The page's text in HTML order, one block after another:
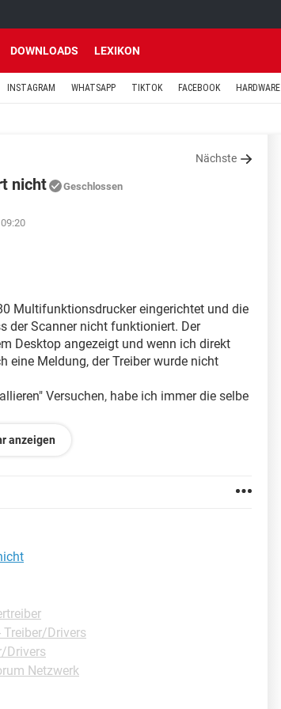
DOWNLOADS LEXIKON
INSTAGRAM WHATSAPP TIKTOK FACEBOOK HARDWARE
Nächste
nicht Geschlossen
Multifunktionsdrucker eingerichtet und die
der Scanner nicht funktioniert. Der
Desktop angezeigt und wenn ich direkt
eine Meldung, der Treiber wurde nicht
Versuchen, habe ich immer die selbe
anzeigen
Drivers
Drivers
Netzwerk